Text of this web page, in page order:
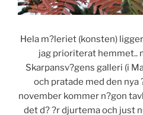
Hela m?leriet (konsten)
jag prioriterat hemmet..
Skarpansv?gens galleri (i
och pratade med den nya
november kommer n?gon
det d? ?r djurtema och just